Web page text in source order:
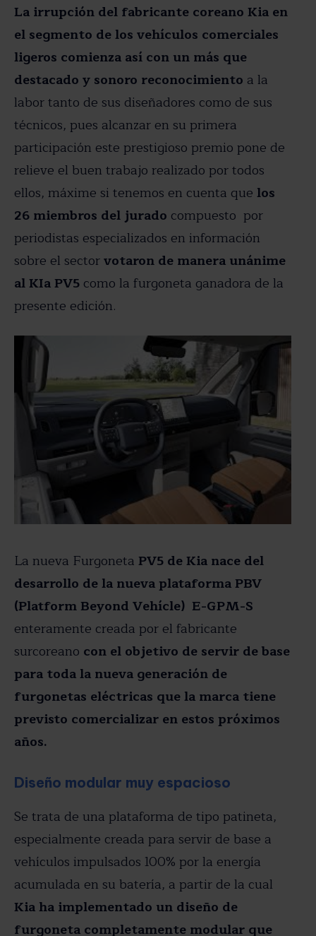
La irrupción del fabricante coreano Kia en
el segmento de los vehículos comerciales
ligeros comienza así con un más que
destacado y sonoro reconocimiento a la
labor tanto de sus diseñadores como de sus
técnicos, pues alcanzar en su primera
participación este prestigioso premio pone de
relieve el buen trabajo realizado por todos
ellos, máxime si tenemos en cuenta que los
26 miembros del jurado compuesto por
periodistas especializados en información
sobre el sectorvotaron de manera unánime
al KIa PV5 como la furgoneta ganadora de la
presente edición.
La nueva Furgoneta PV5 de Kia nace del
desarrollo de la nueva plataforma PBV
(Platform Beyond Vehícle) E-GPM-S
enteramente creada por el fabricante
surcoreano con el objetivo de servir de base
para toda la nueva generación de
furgonetas eléctricas que la marca tiene
previsto comercializar en estos próximos
años.
Diseño modular muy espacioso
Se trata de una plataforma de tipo patineta,
especialmente creada para servir de base a
vehículos impulsados 100% por la energía
acumulada en su batería, a partir de la cual
Kia ha implementado un diseño de
furgoneta completamente modular que